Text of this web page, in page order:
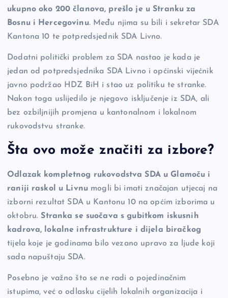
ukupno oko 200 članova, prešlo je u Stranku za
Bosnu i Hercegovinu. Među njima su bili i sekretar SDA
Kantona 10 te potpredsjednik SDA Livno.
Dodatni politički problem za SDA nastao je kada je
jedan od potpredsjednika SDA Livno i općinski vijećnik
javno podržao HDZ BiH i stao uz politiku te stranke.
Nakon toga uslijedilo je njegovo isključenje iz SDA, ali
bez ozbiljnijih promjena u kantonalnom i lokalnom
rukovodstvu stranke.
Šta ovo može značiti za izbore?
Odlazak kompletnog rukovodstva SDA u Glamoču i
raniji raskol u Livnu mogli bi imati značajan utjecaj na
izborni rezultat SDA u Kantonu 10 na općim izborima u
oktobru.Stranka se suočava s gubitkom iskusnih
kadrova, lokalne infrastrukture i dijela biračkog
tijela koje je godinama bilo vezano upravo za ljude koji
sada napuštaju SDA.
Posebno je važno što se ne radi o pojedinačnim
istupima, već o odlasku cijelih lokalnih organizacija i